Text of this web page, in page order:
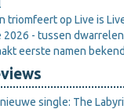
triomfeert op Live is
2026 - tussen
eerste namen bekend
single: The